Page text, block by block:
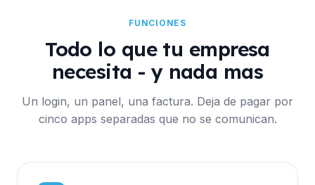
FUNCIONES
Todo lo que tu empresa
necesita - y nada mas
Un login, un panel, una factura. Deja de pagar por
cinco apps separadas que no se comunican.